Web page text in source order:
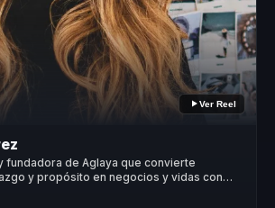
Ver Reel
fundadora de Aglaya que convierte
y propósito en negocios y vidas con